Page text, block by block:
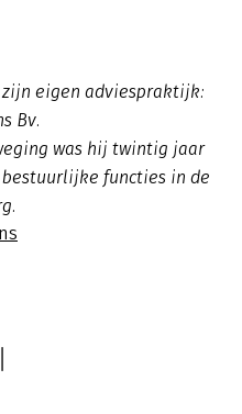
zijn eigen adviespraktijk:
Bv.
was hij twintig jaar
functies in de